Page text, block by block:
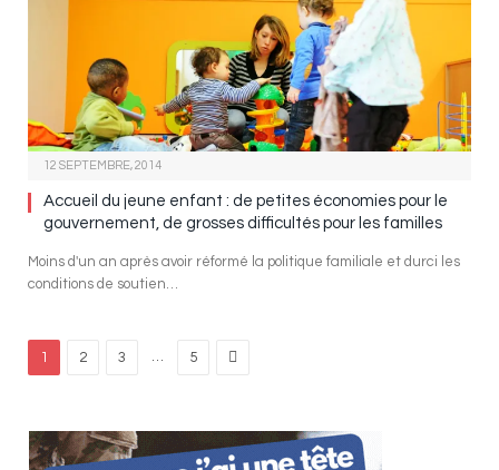
12 SEPTEMBRE, 2014
Accueil du jeune enfant : de petites économies pour le
gouvernement, de grosses difficultés pour les familles
Moins d'un an après avoir réformé la politique familiale et durci les
conditions de soutien…
1 2 3 … 5 Next